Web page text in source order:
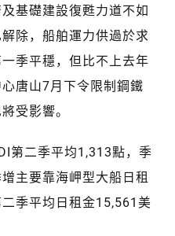
基礎建設復甦力道不如
除，船舶運力供過於求
季平穩，但比不上去年
唐山7月下令限制鋼鐵
受影響。
第二季平均1,313點，季
主要靠海岬型大船日租
季平均日租金15,561美